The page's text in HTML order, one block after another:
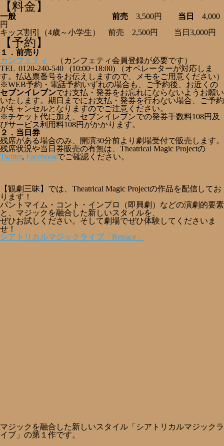
【料金】
一般 前売 3,500円 当日
4,000
円
キッズ割引（4歳～小学生） 前売 2,500円 当日3,000円
【予約】
１．前売り
カンフェティ
（カンフェティ会員登録が必要です）
TEL 0120-240-540 (10:00~18:00) （オペレーターが対応しま
す。払込票番号をお伝えしますので、メモをご用意ください）
※WEB予約・電話予約いずれの場合も、ご予約後、お近くの
セブンイレブンでお支払・発券をお忘れにならないようお願い
いたします。期日までにお支払・発券を行わない場合、ご予約
がキャンセルとなりますのでご注意ください。
※チケット代に加え、セブンイレブンでの発券手数料108円及
びサービス利用料108円がかかります。
２．当日券
残席がある場合のみ、開演30分前より劇場受付で販売します。
残席状況や当日券販売の有無は、Theatrical Magic Projectの
Twitter, Facebookでご確認ください。
【観劇三昧】では、 Theatrical Magic Projectの作品を配信してお
ります！
パントマイム・コント・インプロ（即興劇）などの演劇的要素
と、マジックを融合した新しいスタイルを、
ぜひお試しください。そして劇場でぜひ体験してくださいま
せ！
シアトリカルマジックライブ「Retrace」
マジックを融合した新しいスタイル「シアトリカルマジックラ
イブ」の第１作です。